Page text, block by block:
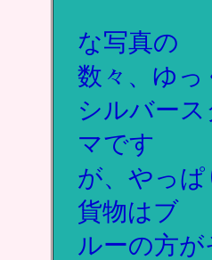
な写真の
数々、ゆ
シルバー
マです
が、やっ
貨物はブ
ルーの方